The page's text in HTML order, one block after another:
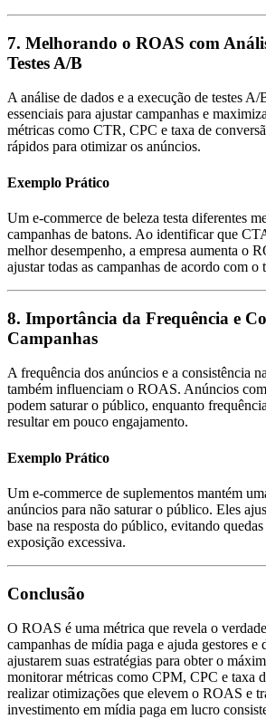
7. Melhorando o ROAS com
Testes A/B
A análise de dados e a execução de testes
essenciais para ajustar campanhas e
métricas como CTR, CPC e taxa de
rápidos para otimizar os anúncios.
Exemplo Prático
Um e-commerce de beleza testa diferentes
campanhas de batons. Ao identificar que
melhor desempenho, a empresa aumenta o
ajustar todas as campanhas de acordo com o
8. Importância da Frequência e
Campanhas
A frequência dos anúncios e a consistência
também influenciam o ROAS. Anúncios
podem saturar o público, enquanto
resultar em pouco engajamento.
Exemplo Prático
Um e-commerce de suplementos mantém
anúncios para não saturar o público. Eles
base na resposta do público, evitando
exposição excessiva.
Conclusão
O ROAS é uma métrica que revela o
campanhas de mídia paga e ajuda gestores e
ajustarem suas estratégias para obter o
monitorar métricas como CPM, CPC e taxa
realizar otimizações que elevem o ROAS e
investimento em mídia paga em lucro